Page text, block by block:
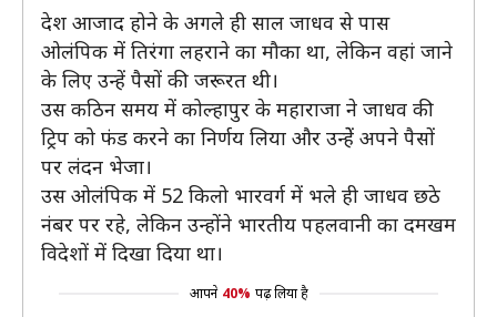
देश आजाद होने के अगले ही साल जाधव से पास
ओलंपिक में तिरंगा लहराने का मौका था, लेकिन वहां जाने
के लिए उन्हें पैसों की जरूरत थी।
उस कठिन समय में कोल्हापुर के महाराजा ने जाधव की
ट्रिप को फंड करने का निर्णय लिया और उन्हेें अपने पैसों
पर लंदन भेजा।
उस ओलंपिक में 52 किलो भारवर्ग में भले ही जाधव छठे
नंबर पर रहे, लेकिन उन्होंने भारतीय पहलवानी का दमखम
विदेशों में दिखा दिया था।
आपने 40% पढ़ लिया है